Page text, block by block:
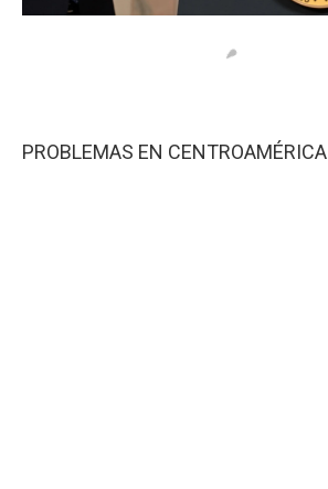
PROBLEMAS EN CENTROAMÉRICA